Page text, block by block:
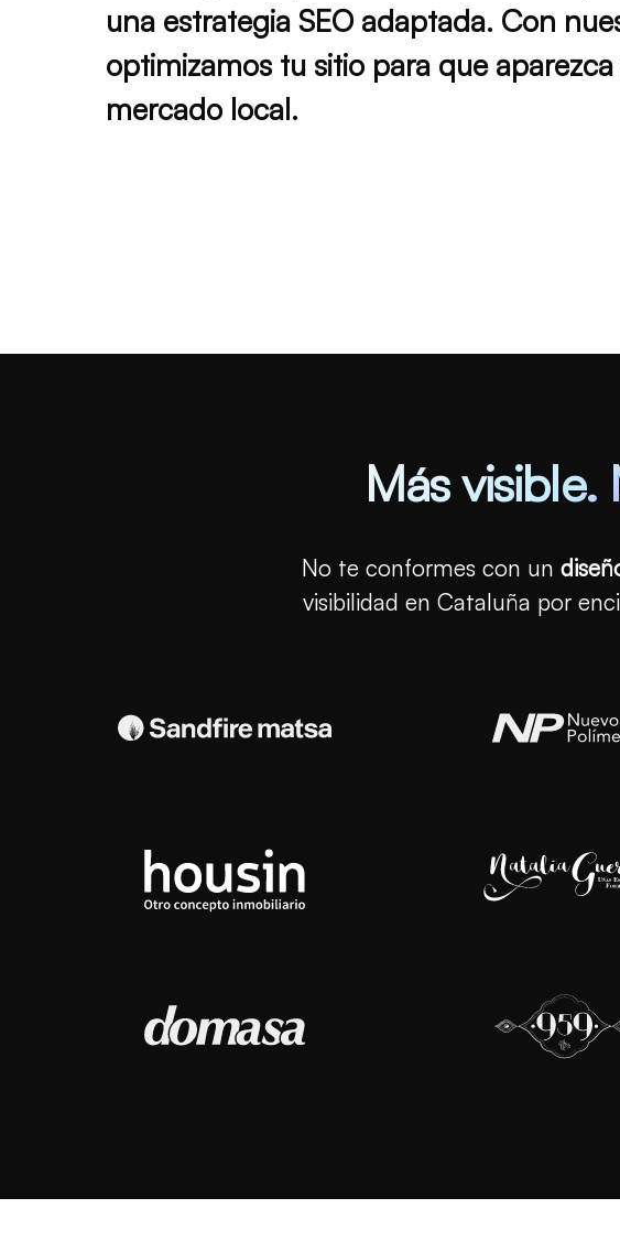
una estrategia SEO adaptada. Con
optimizamos tu sitio para que
mercado local.
Más visible.
No te conformes con un
visibilidad en Cataluña por